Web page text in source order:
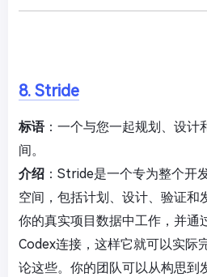
8. Stride
标语：一个与您一起规划、设计
间。
介绍 ：Stride是一个专为整个开
空间，包括计划、设计、验证和
你的真实项目数据中工作，并通
Codex连接，这样它就可以实际
论这些。你的团队可以从构思到